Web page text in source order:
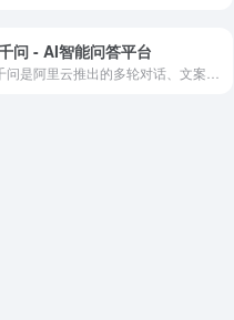
问 - AI智能问答平台